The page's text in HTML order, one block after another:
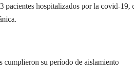
pacientes hospitalizados por la covid-19,
cumplieron su período de aislamiento